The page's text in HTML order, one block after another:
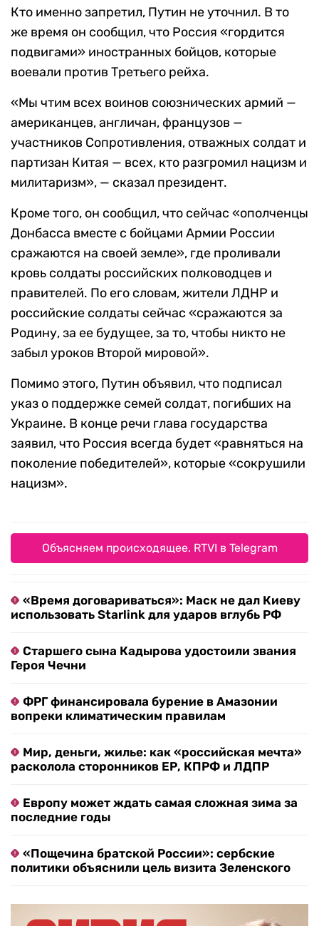
Кто именно запретил, Путин не уточнил. В то
же время он сообщил, что Россия «гордится
подвигами» иностранных бойцов, которые
воевали против Третьего рейха.
«Мы чтим всех воинов союзнических армий —
американцев, англичан, французов —
участников Сопротивления, отважных солдат и
партизан Китая — всех, кто разгромил нацизм и
милитаризм», — сказал президент.
Кроме того, он сообщил, что сейчас «ополченцы
Донбасса вместе с бойцами Армии России
сражаются на своей земле», где проливали
кровь солдаты российских полководцев и
правителей. По его словам, жители ЛДНР и
российские солдаты сейчас «сражаются за
Родину, за ее будущее, за то, чтобы никто не
забыл уроков Второй мировой».
Помимо этого, Путин объявил, что подписал
указ о поддержке семей солдат, погибших на
Украине. В конце речи глава государства
заявил, что Россия всегда будет «равняться на
поколение победителей», которые «сокрушили
нацизм».
Объясняем происходящее. RTVI в Telegram
«Время договариваться»: Маск не дал Киеву
использовать Starlink для ударов вглубь РФ
Старшего сына Кадырова удостоили звания
Героя Чечни
ФРГ финансировала бурение в Амазонии
вопреки климатическим правилам
Мир, деньги, жилье: как «российская мечта»
расколола сторонников ЕР, КПРФ и ЛДПР
Европу может ждать самая сложная зима за
последние годы
«Пощечина братской России»: сербские
политики объяснили цель визита Зеленского